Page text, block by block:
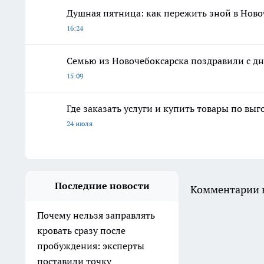
Душная пятница: как пережить зной в
16:24
Семью из Новочебоксарска поздравили с
15:09
Где заказать услуги и купить товары по
24 июля
Последние новости
Почему нельзя заправлять
кровать сразу после
пробуждения: эксперты
поставили точку
Комментарии